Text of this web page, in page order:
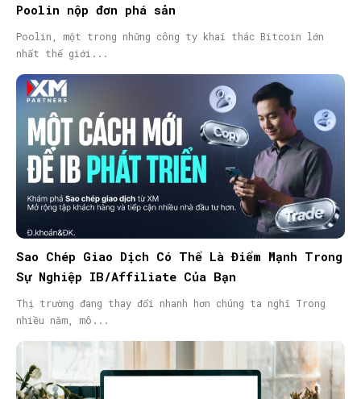
Poolin nộp đơn phá sản
Poolin, một trong những công ty khai thác Bitcoin lớn
nhất thế giới...
Sao Chép Giao Dịch Có Thể Là Điểm Mạnh Trong
Sự Nghiệp IB/Affiliate Của Bạn
Thị trường đang thay đổi nhanh hơn chúng ta nghĩ Trong
nhiều năm, mô...